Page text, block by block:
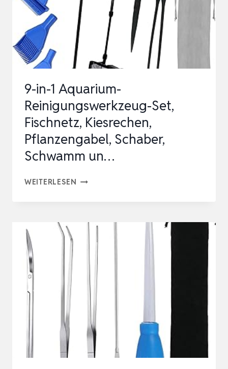
TERRARIUM
PFLEGE
WERKZEUG
AUS
9-in-1 Aquarium-
Reinigungswerkzeug-Set,
Fischnetz, Kiesrechen,
Pflanzengabel, Schaber,
Schwamm un…
WEITERLESEN 9-
AQUARIUM-
REINIGUNGSWERKZEUG-
SET,
FISCHNETZ,
KIESRECHEN,
SCHABER,
SCHWAMM
UN…